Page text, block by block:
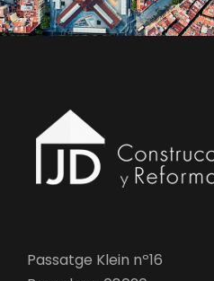
Passatge Klein nº16